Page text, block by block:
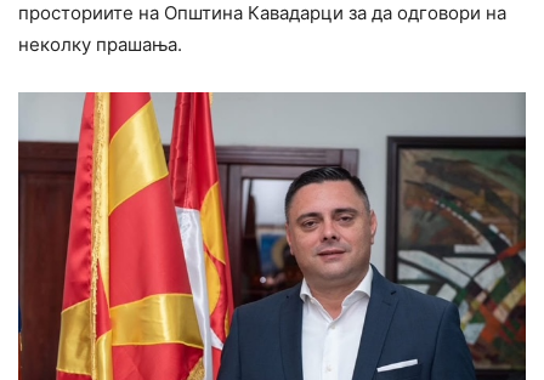
просториите на Општина Кавадарци за да одговори на
неколку прашања.